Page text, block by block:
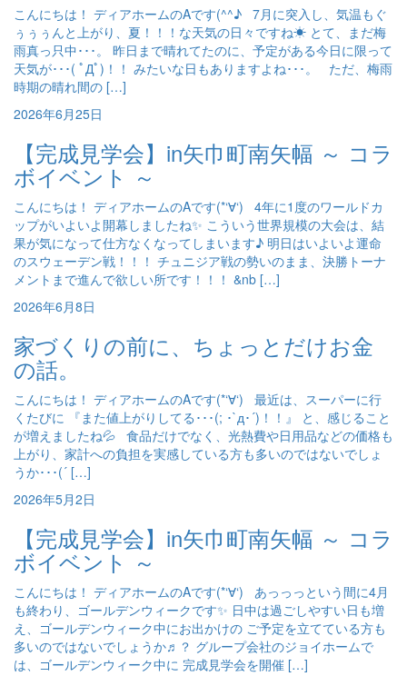
こんにちは！ ディアホームのAです(^^♪ 7月に突入し、気温もぐ
ぅぅぅんと上がり、夏！！！な天気の日々ですね☀ とて、まだ梅
雨真っ只中･･･。 昨日まで晴れてたのに、予定がある今日に限って
天気が･･･( ﾟДﾟ)！！ みたいな日もありますよね･･･。 ただ、梅雨
時期の晴れ間の […]
2026年6月25日
【完成見学会】in矢巾町南矢幅 ～ コラ
ボイベント ～
こんにちは！ ディアホームのAです(*‘∀‘) 4年に1度のワールドカ
ップがいよいよ開幕しましたね✨ こういう世界規模の大会は、結
果が気になって仕方なくなってしまいます♪ 明日はいよいよ運命
のスウェーデン戦！！！ チュニジア戦の勢いのまま、決勝トーナ
メントまで進んで欲しい所です！！！ &nb […]
2026年6月8日
家づくりの前に、ちょっとだけお金
の話。
こんにちは！ ディアホームのAです(*‘∀‘) 最近は、スーパーに行
くたびに 『また値上がりしてる･･･(; ･`д･´)！！』 と、感じること
が増えましたね💦 食品だけでなく、光熱費や日用品などの価格も
上がり、家計への負担を実感している方も多いのではないでしょ
うか･･･(´ […]
2026年5月2日
【完成見学会】in矢巾町南矢幅 ～ コラ
ボイベント ～
こんにちは！ ディアホームのAです(*‘∀‘) あっっっという間に4月
も終わり、ゴールデンウィークです✨ 日中は過ごしやすい日も増
え、ゴールデンウィーク中にお出かけの ご予定を立てている方も
多いのではないでしょうか♬？ グループ会社のジョイホームで
は、ゴールデンウィーク中に 完成見学会を開催 […]